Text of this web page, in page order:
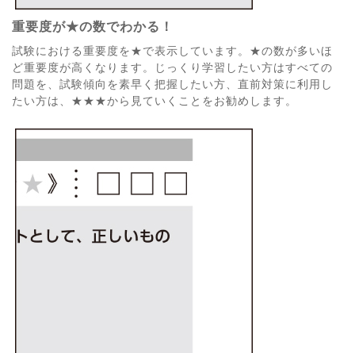
重要度が★の数でわかる！
試験における重要度を★で表示しています。★の数が多いほ
ど重要度が高くなります。じっくり学習したい方はすべての
問題を、試験傾向を素早く把握したい方、直前対策に利用し
たい方は、★★★から見ていくことをお勧めします。